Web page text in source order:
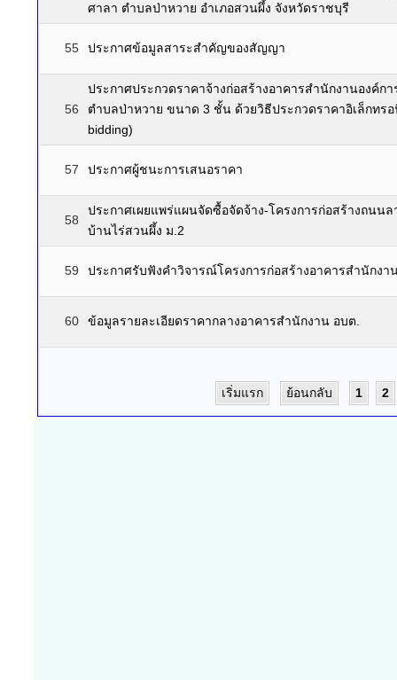
ศาลา ตำบลป่าหวาย อำเภอสวนผึ้ง จังหวัดราชบุรี
55 ประกาศข้อมูลสาระสำคัญของสัญญา
56
ประกาศประกวดราคาจ้างก่อสร้างอาคารสำนักงานองค์ก
ตำบลป่าหวาย ขนาด 3 ชั้น ด้วยวิธีประกวดราคาอิเล็กทร
bidding)
57 ประกาศผู้ชนะการเสนอราคา
58
ประกาศเผยแพร่แผนจัดซื้อจัดจ้าง-โครงการก่อสร้างถนนล
บ้านไร่สวนผึ้ง ม.2
59 ประกาศรับฟังคำวิจารณ์โครงการก่อสร้างอาคารสำนักงา
60 ข้อมูลรายละเอียดราคากลางอาคารสำนักงาน อบต.
เริ่มแรก ย้อนกลับ 1 2